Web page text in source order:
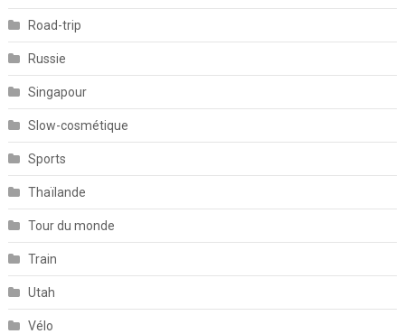
Road-trip
Russie
Singapour
Slow-cosmétique
Sports
Thaïlande
Tour du monde
Train
Utah
Vélo